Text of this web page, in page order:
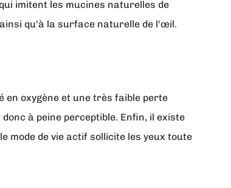
imitent les mucines naturelles de
qu'à la surface naturelle de l'œil.
en oxygène et une très faible perte
à peine perceptible. Enfin, il existe
mode de vie actif sollicite les yeux toute